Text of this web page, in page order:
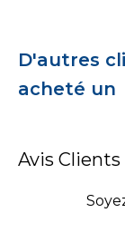
D'autres
acheté un
Avis Clients